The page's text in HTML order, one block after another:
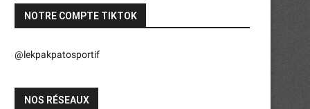
NOTRE COMPTE TIKTOK
@lekpakpatosportif
NOS RÉSEAUX